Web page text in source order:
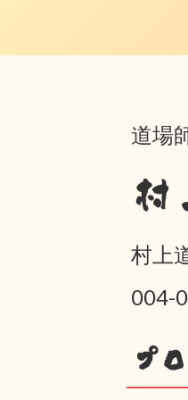
道場
村
村上
004-
プ